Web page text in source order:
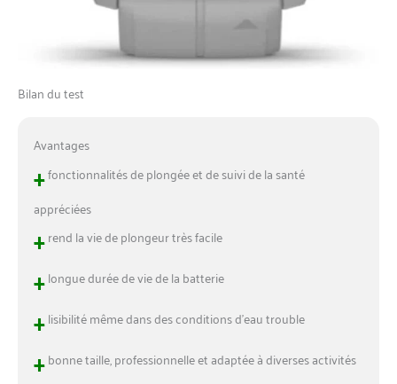
Bilan du test
Avantages
+fonctionnalités de plongée et de suivi de la santé
appréciées
+rend la vie de plongeur très facile
+longue durée de vie de la batterie
+lisibilité même dans des conditions d’eau trouble
+bonne taille, professionnelle et adaptée à diverses activités